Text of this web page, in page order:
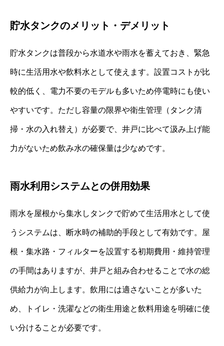
貯水タンクのメリット・デメリット
貯水タンクは普段から水道水や雨水を蓄えておき、緊急
時に生活用水や飲料水として使えます。設置コストが比
較的低く、電力不要のモデルも多いため停電時にも使い
やすいです。ただし容量の限界や衛生管理（タンク清
掃・水の入れ替え）が必要で、井戸に比べて汲み上げ能
力がないため飲み水の確保量は少なめです。
雨水利用システムとの併用効果
雨水を屋根から集水しタンクで貯めて生活用水として使
うシステムは、断水時の補助的手段として有効です。屋
根・集水路・フィルターを設置する初期費用・維持管理
の手間はありますが、井戸と組み合わせることで水の総
供給力が向上します。飲用には適さないことが多いた
め、トイレ・洗濯などの衛生用途と飲料用途を明確に使
い分けることが必要です。